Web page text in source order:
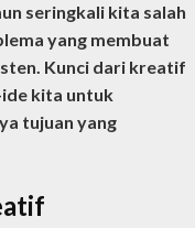
seringkali kita salah
yang membuat
Kunci dari kreatif
kita untuk
tujuan yang